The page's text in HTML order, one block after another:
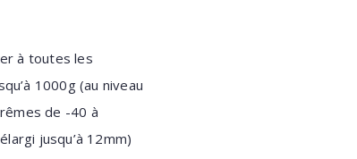
à toutes les
1000g (au niveau
de -40 à
jusqu’à 12mm)